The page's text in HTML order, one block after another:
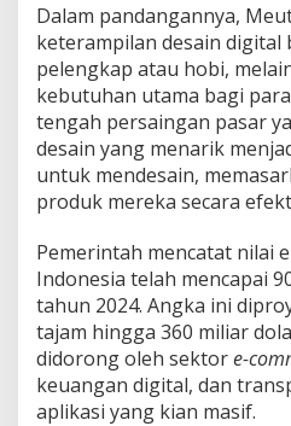
​Dalam pandangannya,
keterampilan desain digital
pelengkap atau hobi,
kebutuhan utama bagi
tengah persaingan pasar
desain yang menarik
untuk mendesain,
produk mereka secara
​Pemerintah mencatat nilai
Indonesia telah mencapai
tahun 2024. Angka ini
tajam hingga 360 miliar
didorong oleh sektore-
keuangan digital, dan
aplikasi yang kian masif.